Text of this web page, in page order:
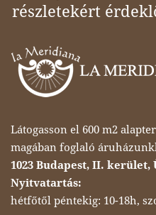
részletekért
Látogasson el 600 m2
magában foglaló
1023 Budapest, II. kerület,
Nyitvatartás:
hétfőtől péntekig: 10-18h,